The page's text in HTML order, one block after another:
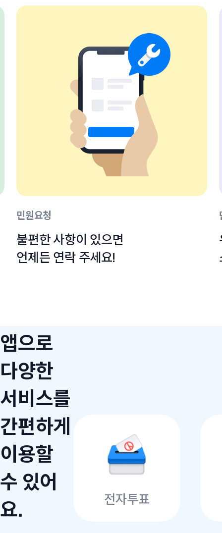
민원요청
불편한 사항이 있으면
언제든 연락 주세요!
앱으로
다양한
서비스를
간편하게
이용할
수 있어
요.
전자투표